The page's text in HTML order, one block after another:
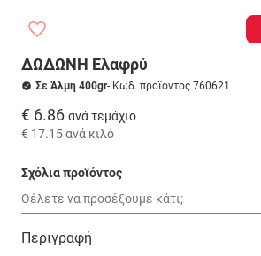
ΔΩΔΩΝΗ Ελαφρύ
Σε Άλμη 400gr- Κωδ. προϊόντος 760621
€ 6.86 ανά τεμάχιο
€ 17.15ανά κιλό
Σχόλια προϊόντος
Περιγραφή